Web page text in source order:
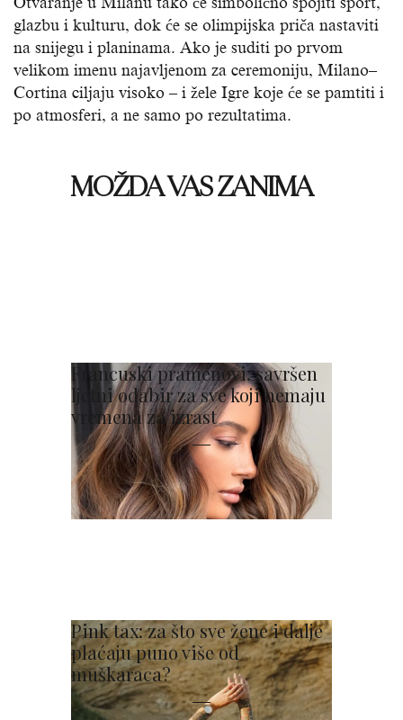
glazbu i kulturu, dok će se olimpijska priča nastaviti
na snijegu i planinama. Ako je suditi po prvom
velikom imenu najavljenom za ceremoniju, Milano–
Cortina ciljaju visoko – i žele Igre koje će se pamtiti i
po atmosferi, a ne samo po rezultatima.
MOŽDA VAS ZANIMA
Francuski pramenovi: savršen
ljetni odabir za sve koji nemaju
vremena za izrast
Pink tax: za što sve žene i dalje
plaćaju puno više od
muškaraca?